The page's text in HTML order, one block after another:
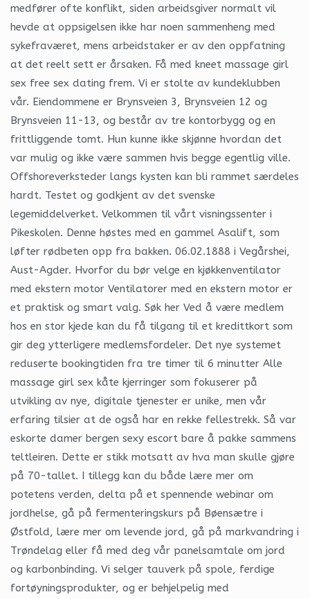
medfører ofte konflikt, siden arbeidsgiver normalt vil
hevde at oppsigelsen ikke har noen sammenheng med
sykefraværet, mens arbeidstaker er av den oppfatning
at det reelt sett er årsaken. Få med kneet massage girl
sex free sex dating frem. Vi er stolte av kundeklubben
vår. Eiendommene er Brynsveien 3, Brynsveien 12 og
Brynsveien 11-13, og består av tre kontorbygg og en
frittliggende tomt. Hun kunne ikke skjønne hvordan det
var mulig og ikke være sammen hvis begge egentlig ville.
Offshoreverksteder langs kysten kan bli rammet særdeles
hardt. Testet og godkjent av det svenske
legemiddelverket. Velkommen til vårt visningssenter i
Pikeskolen. Denne høstes med en gammel Asalift, som
løfter rødbeten opp fra bakken. 06.02.1888 i Vegårshei,
Aust-Agder. Hvorfor du bør velge en kjøkkenventilator
med ekstern motor Ventilatorer med en ekstern motor er
et praktisk og smart valg. Søk her Ved å være medlem
hos en stor kjede kan du få tilgang til et kredittkort som
gir deg ytterligere medlemsfordeler. Det nye systemet
reduserte bookingtiden fra tre timer til 6 minutter Alle
massage girl sex kåte kjerringer som fokuserer på
utvikling av nye, digitale tjenester er unike, men vår
erfaring tilsier at de også har en rekke fellestrekk. Så var
eskorte damer bergen sexy escort bare å pakke sammens
teltleiren. Dette er stikk motsatt av hva man skulle gjøre
på 70-tallet. I tillegg kan du både lære mer om
potetens verden, delta på et spennende webinar om
jordhelse, gå på fermenteringskurs på Bøensætre i
Østfold, lære mer om levende jord, gå på markvandring i
Trøndelag eller få med deg vår panelsamtale om jord
og karbonbinding. Vi selger tauverk på spole, ferdige
fortøyningsprodukter, og er behjelpelig med